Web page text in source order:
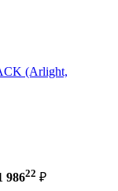
(Arlight,
98622 ₽